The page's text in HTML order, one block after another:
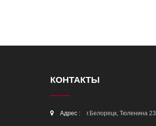
КОНТАКТЫ
Адрес : г.Белорецк, Тюленина 23